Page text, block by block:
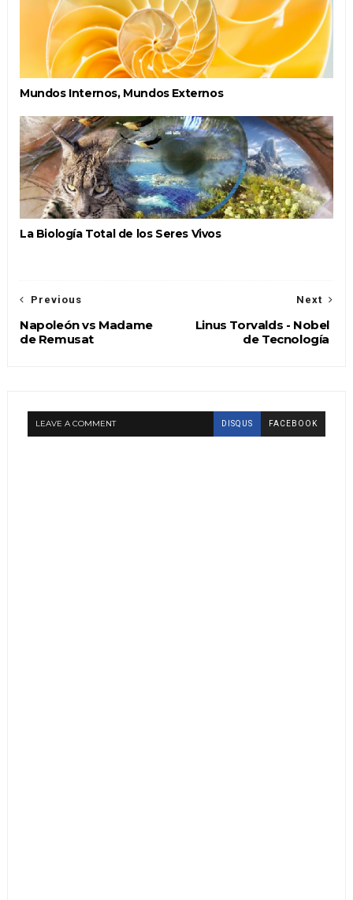
Mundos Internos, Mundos Externos
La Biología Total de los Seres Vivos
Next
Linus Torvalds - Nobel
de Tecnología
Previous
Napoleón vs Madame
de Remusat
LEAVE A COMMENT DISQUS FACEBOOK